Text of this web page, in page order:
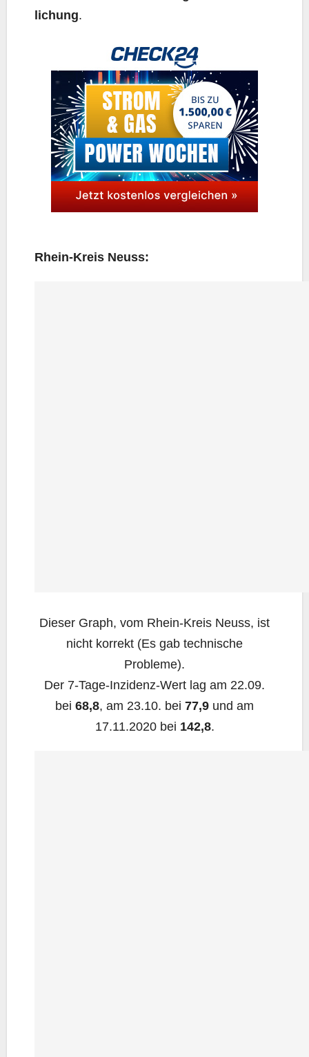
li­chung.
Rhein-Kreis Neuss:
Die­ser Graph, vom Rhein-Kreis Neuss, ist
nicht kor­rekt (Es gab tech­ni­sche
Probleme).
Der 7‑Ta­ge-Inzi­denz-Wert lag am 22.09.
bei 68,8, am 23.10. bei 77,9 und am
17.11.2020 bei 142,8.